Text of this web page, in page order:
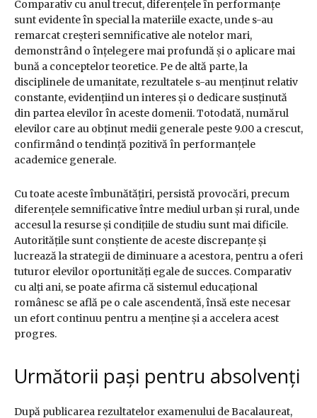
Comparativ cu anul trecut, diferențele în performanțe
sunt evidente în special la materiile exacte, unde s-au
remarcat creșteri semnificative ale notelor mari,
demonstrând o înțelegere mai profundă și o aplicare mai
bună a conceptelor teoretice. Pe de altă parte, la
disciplinele de umanitate, rezultatele s-au menținut relativ
constante, evidențiind un interes și o dedicare susținută
din partea elevilor în aceste domenii. Totodată, numărul
elevilor care au obținut medii generale peste 9.00 a crescut,
confirmând o tendință pozitivă în performanțele
academice generale.
Cu toate aceste îmbunătățiri, persistă provocări, precum
diferențele semnificative între mediul urban și rural, unde
accesul la resurse și condițiile de studiu sunt mai dificile.
Autoritățile sunt conștiente de aceste discrepanțe și
lucrează la strategii de diminuare a acestora, pentru a oferi
tuturor elevilor oportunități egale de succes. Comparativ
cu alți ani, se poate afirma că sistemul educațional
românesc se află pe o cale ascendentă, însă este necesar
un efort continuu pentru a menține și a accelera acest
progres.
Următorii pași pentru absolvenți
După publicarea rezultatelor examenului de Bacalaureat,